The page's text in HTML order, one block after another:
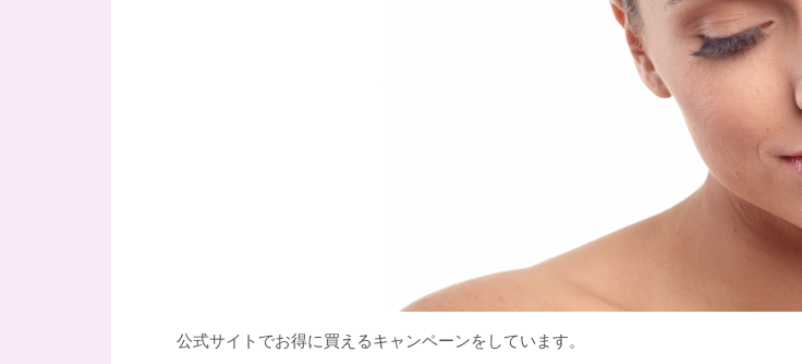
公式サイトでお得に買えるキャンペーンをしています。